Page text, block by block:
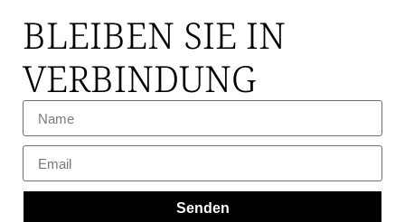
BLEIBEN SIE IN
VERBINDUNG
Senden